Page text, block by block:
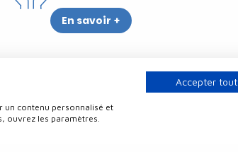
En savoir +
Plan du site
un contenu personnalisé et
ouvrez les paramètres.
Accepter tout